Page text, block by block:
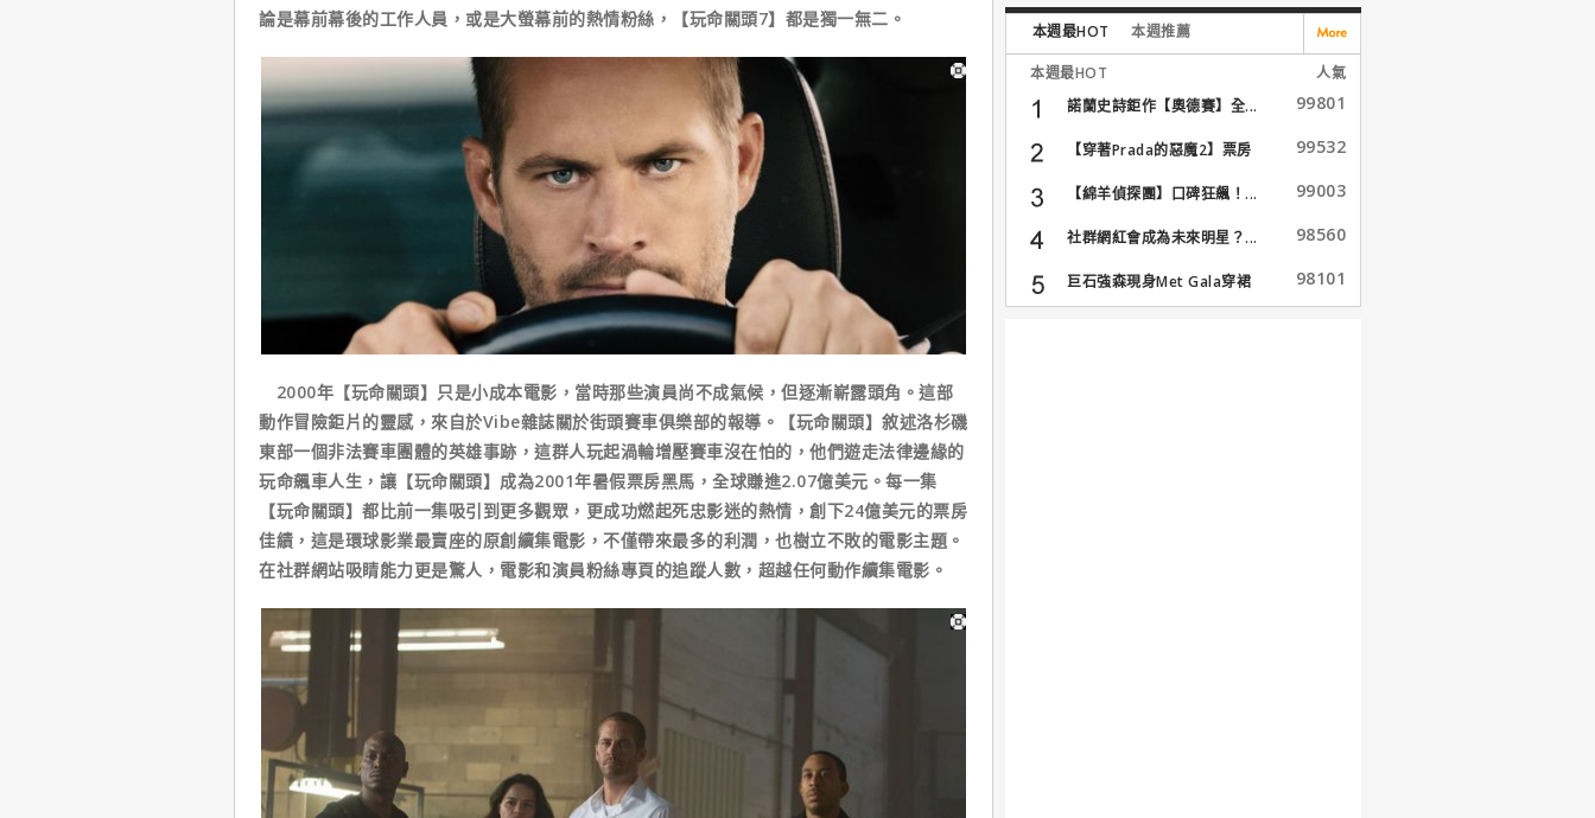
論是幕前幕後的工作人員，或是大螢幕前的熱情粉絲，【玩命關頭7】都是獨一無二。
2000年【玩命關頭】只是小成本電影，當時那些演員尚不成氣候，但逐漸嶄露頭角。這部
動作冒險鉅片的靈感，來自於Vibe雜誌關於街頭賽車俱樂部的報導。【玩命關頭】敘述洛杉磯
東部一個非法賽車團體的英雄事跡，這群人玩起渦輪增壓賽車沒在怕的，他們遊走法律邊緣的
玩命飆車人生，讓【玩命關頭】成為2001年暑假票房黑馬，全球賺進2.07億美元。每一集
【玩命關頭】都比前一集吸引到更多觀眾，更成功燃起死忠影迷的熱情，創下24億美元的票房
佳績，這是環球影業最賣座的原創續集電影，不僅帶來最多的利潤，也樹立不敗的電影主題。
在社群網站吸睛能力更是驚人，電影和演員粉絲專頁的追蹤人數，超越任何動作續集電影。
本週最HOT 本週推薦
本週最HOT
人氣
諾蘭史詩鉅作【奧德賽】全...
99801
【穿著Prada的惡魔2】票房
99532
【綿羊偵探團】口碑狂飆！... 99003
社群網紅會成為未來明星？... 98560
巨石強森現身Met Gala穿裙
子...
98101